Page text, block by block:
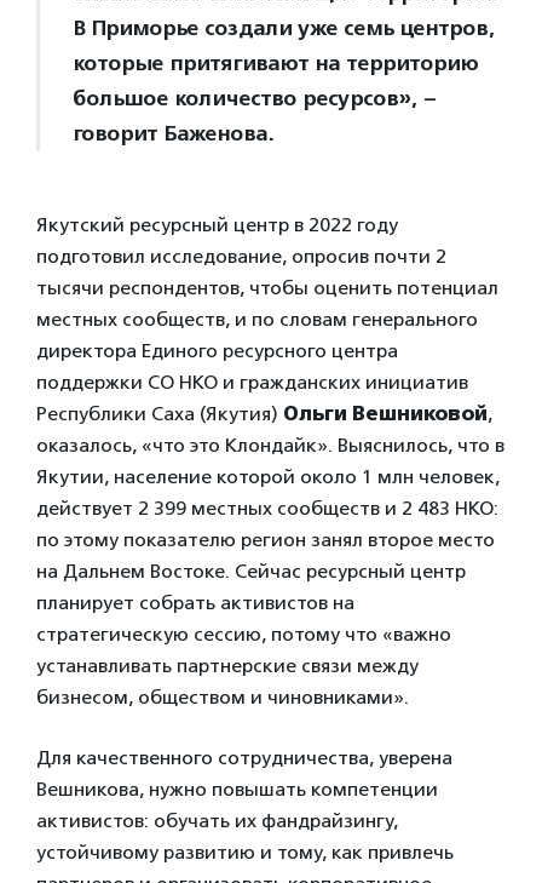
В Приморье создали уже семь центров,
которые притягивают на территорию
большое количество ресурсов», –
говорит Баженова.
Якутский ресурсный центр в 2022 году
подготовил исследование, опросив почти 2
тысячи респондентов, чтобы оценить потенциал
местных сообществ, и по словам генерального
директора Единого ресурсного центра
поддержки СО НКО и гражданских инициатив
Республики Саха (Якутия) Ольги Вешниковой,
оказалось, «что это Клондайк». Выяснилось, что в
Якутии, население которой около 1 млн человек,
действует 2 399 местных сообществ и 2 483 НКО:
по этому показателю регион занял второе место
на Дальнем Востоке. Сейчас ресурсный центр
планирует собрать активистов на
стратегическую сессию, потому что «важно
устанавливать партнерские связи между
бизнесом, обществом и чиновниками».
Для качественного сотрудничества, уверена
Вешникова, нужно повышать компетенции
активистов: обучать их фандрайзингу,
устойчивому развитию и тому, как привлечь